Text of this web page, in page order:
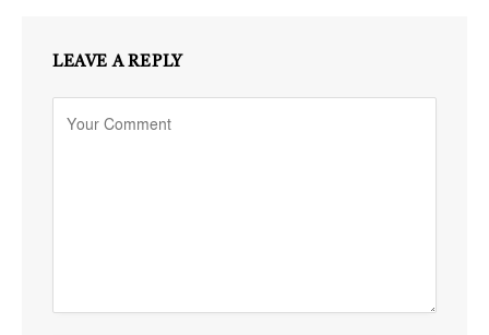
LEAVE A REPLY